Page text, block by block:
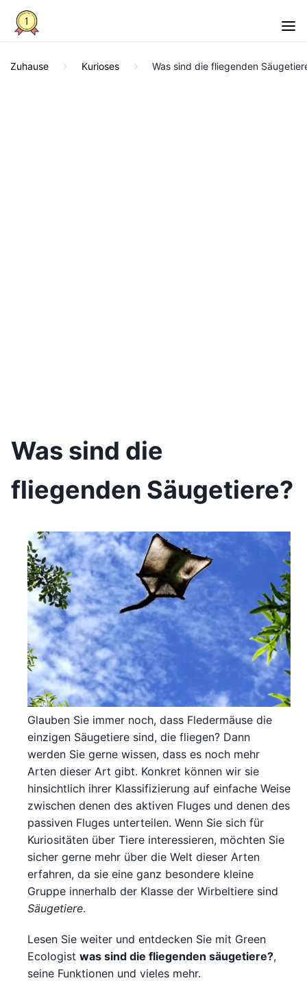
Zuhause Kurioses Was sind die fliegenden
Was sind die
fliegenden Säugetiere?
Glauben Sie immer noch, dass Fledermäuse die
einzigen Säugetiere sind, die fliegen? Dann
werden Sie gerne wissen, dass es noch mehr
Arten dieser Art gibt. Konkret können wir sie
hinsichtlich ihrer Klassifizierung auf einfache Weise
zwischen denen des aktiven Fluges und denen des
passiven Fluges unterteilen. Wenn Sie sich für
Kuriositäten über Tiere interessieren, möchten Sie
sicher gerne mehr über die Welt dieser Arten
erfahren, da sie eine ganz besondere kleine
Gruppe innerhalb der Klasse der Wirbeltiere sind
Säugetiere.
Lesen Sie weiter und entdecken Sie mit Green
Ecologist was sind die fliegenden säugetiere?,
seine Funktionen und vieles mehr.